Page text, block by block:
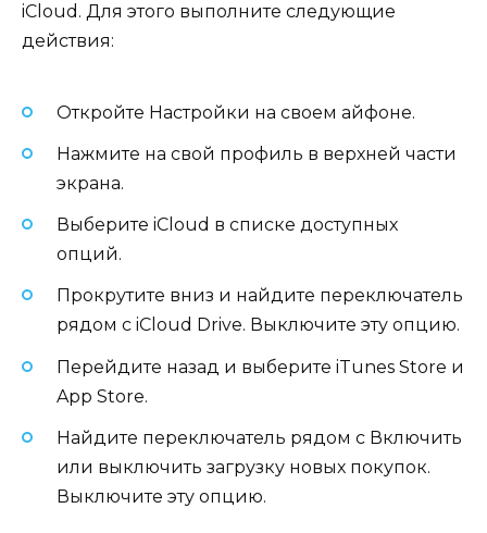
iCloud. Для этого выполните следующие
действия:
Откройте Настройки на своем айфоне.
Нажмите на свой профиль в верхней части
экрана.
Выберите iCloud в списке доступных
опций.
Прокрутите вниз и найдите переключатель
рядом с iCloud Drive. Выключите эту опцию.
Перейдите назад и выберите iTunes Store и
App Store.
Найдите переключатель рядом с Включить
или выключить загрузку новых покупок.
Выключите эту опцию.